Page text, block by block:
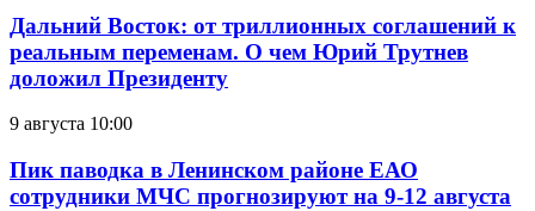
Дальний Восток: от триллионных соглашений к
реальным переменам. О чем Юрий Трутнев
доложил Президенту
9 августа 10:00
Пик паводка в Ленинском районе ЕАО
сотрудники МЧС прогнозируют на 9-12 августа